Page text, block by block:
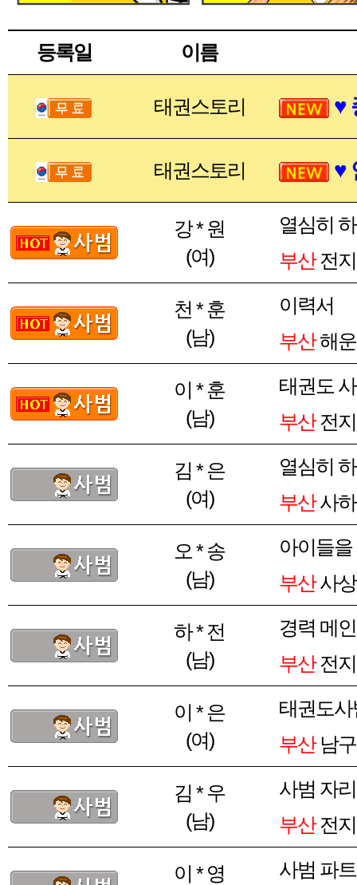
등록일 이름
태권스토리 ♥
태권스토리 ♥
강 * 원
(여)
열심히
부산전
천 * 훈
(남)
이력서
부산해
이 * 훈
(남)
태권도
부산전
김 * 은
(여)
열심히
부산사
오 * 송
(남)
아이들
부산사
하 * 전
(남)
경력 메
부산전
이 * 은
(여)
태권도사
부산남
김 * 우
(남)
사범 자
부산전
이 * 영
사범 파